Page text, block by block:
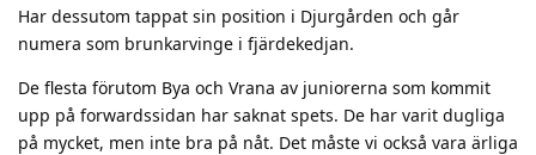
Har dessutom tappat sin position i Djurgården och går
numera som brunkarvinge i fjärdekedjan.
De flesta förutom Bya och Vrana av juniorerna som kommit
upp på forwardssidan har saknat spets. De har varit dugliga
på mycket, men inte bra på nåt. Det måste vi också vara ärliga